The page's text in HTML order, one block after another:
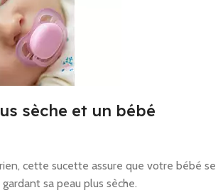
sèche et un bébé
cette sucette assure que votre bébé se
sa peau plus sèche.